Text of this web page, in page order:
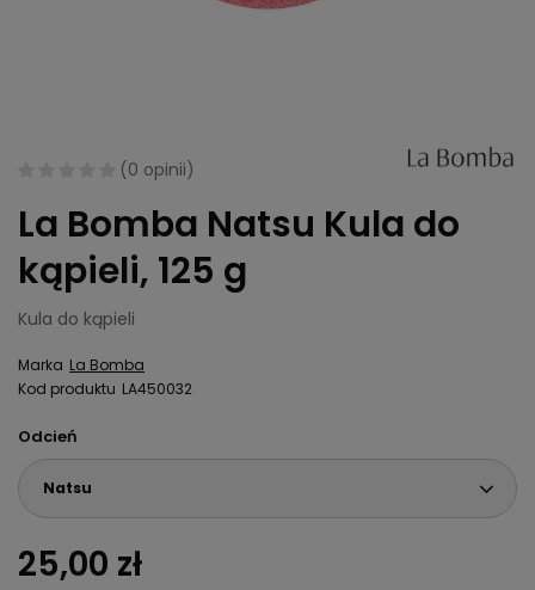
(0 opinii)
La Bomba Natsu Kula do
kąpieli, 125 g
Kula do kąpieli
Marka La Bomba
Kod produktu LA450032
Odcień
Natsu
25,00 zł